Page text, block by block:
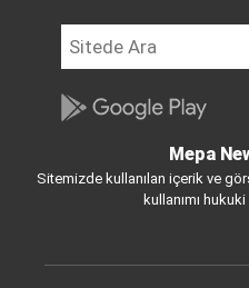
Mepa
Sitemizde kullanılan içerik ve
kullanımı